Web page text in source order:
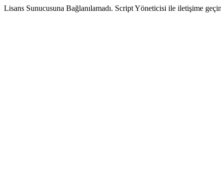
Lisans Sunucusuna Bağlanılamadı. Script Yöneticisi ile iletişime